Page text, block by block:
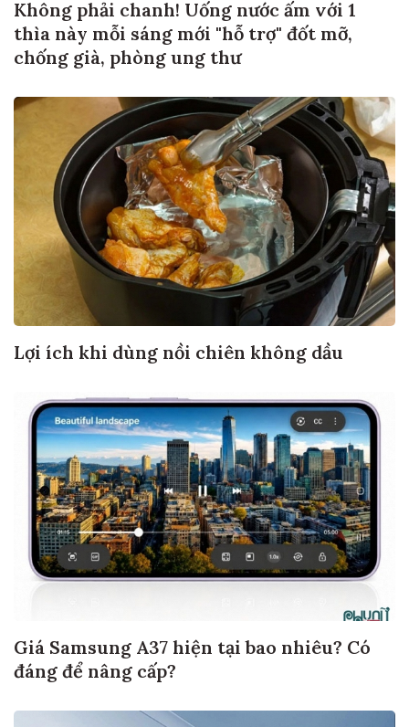
Không phải chanh! Uống nước ấm với 1
thìa này mỗi sáng mới "hỗ trợ" đốt mỡ,
chống già, phòng ung thư
Lợi ích khi dùng nồi chiên không dầu
Giá Samsung A37 hiện tại bao nhiêu? Có
đáng để nâng cấp?